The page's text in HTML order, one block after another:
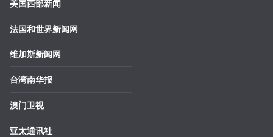
美国西部新闻
法国和世界新闻网
维加斯新闻网
台湾南华报
澳门卫视
亚太通讯社